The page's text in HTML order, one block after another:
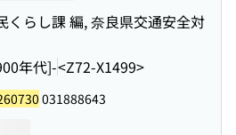
くらし課 編, 奈良県交通安全対
年代]-<Z72-X1499>
031888643